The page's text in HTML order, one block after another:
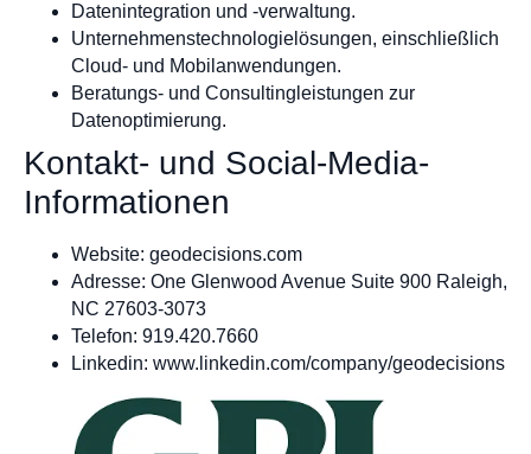
Datenintegration und -verwaltung.
Unternehmenstechnologielösungen, einschließlich
Cloud- und Mobilanwendungen.
Beratungs- und Consultingleistungen zur
Datenoptimierung.
Kontakt- und Social-Media-
Informationen
Website: geodecisions.com
Adresse: One Glenwood Avenue Suite 900 Raleigh,
NC 27603-3073
Telefon: 919.420.7660
Linkedin: www.linkedin.com/company/geodecisions